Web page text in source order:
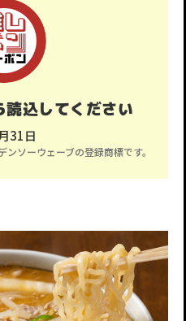
込してください
31日
ンソーウェーブの登録商標です。